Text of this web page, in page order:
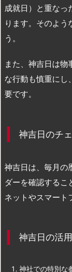
成就日）と重なっ
ります。そのよう
う。
また、神吉日は物
な行動も慎重にし
要です。
神吉日のチ
神吉日は、毎月の
ダーを確認するこ
ネットやスマート
神吉日の活
神社での特別な